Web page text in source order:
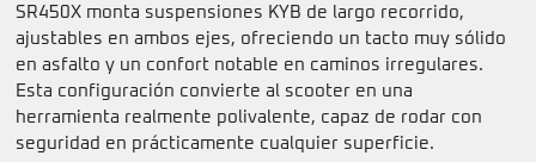
SR450X monta suspensiones KYB de largo recorrido,
ajustables en ambos ejes, ofreciendo un tacto muy sólido
en asfalto y un confort notable en caminos irregulares.
Esta configuración convierte al scooter en una
herramienta realmente polivalente, capaz de rodar con
seguridad en prácticamente cualquier superficie.